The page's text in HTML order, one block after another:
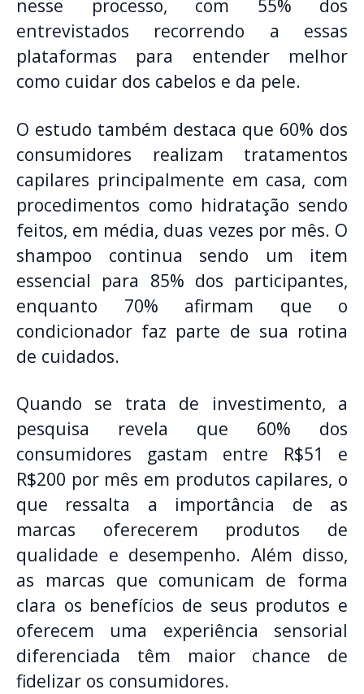
nesse processo, com 55% dos
entrevistados recorrendo a essas
plataformas para entender melhor
como cuidar dos cabelos e da pele.
O estudo também destaca que 60% dos
consumidores realizam tratamentos
capilares principalmente em casa, com
procedimentos como hidratação sendo
feitos, em média, duas vezes por mês. O
shampoo continua sendo um item
essencial para 85% dos participantes,
enquanto 70% afirmam que o
condicionador faz parte de sua rotina
de cuidados.
Quando se trata de investimento, a
pesquisa revela que 60% dos
consumidores gastam entre R$51 e
R$200 por mês em produtos capilares, o
que ressalta a importância de as
marcas oferecerem produtos de
qualidade e desempenho. Além disso,
as marcas que comunicam de forma
clara os benefícios de seus produtos e
oferecem uma experiência sensorial
diferenciada têm maior chance de
fidelizar os consumidores.